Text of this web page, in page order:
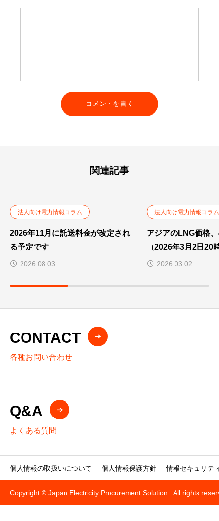
関連記事
法人向け電力情報コラム
2026年11月に託送料金が改定され
る予定です
2026.08.03
法人向け電力情報コラム
アジアのLNG価格
（2026年3月2日20
2026.03.02
CONTACT
各種お問い合わせ
Q&A
よくある質問
個人情報の取扱いについて 個人情報保護方針 情報セキュリテ
Copyright © Japan Electricity Procurement Solution . All rights